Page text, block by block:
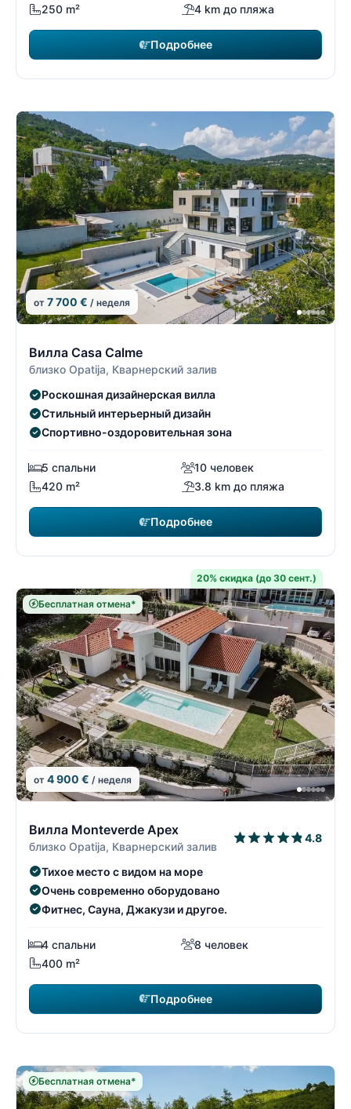
250 m²
4 km до пляжа
Подробнее
от 7 700 € / неделя
Вилла Casa Calme
близко Opatija, Кварнерский залив
Роскошная дизайнерская вилла
Стильный интерьерный дизайн
Спортивно-оздоровительная зона
5 спальни
10 человек
420 m²
3.8 km до пляжа
Подробнее
20% скидка (до 30 сент.)
Бесплатная отмена*
от 4 900 € / неделя
Вилла Monteverde Apex
близко Opatija, Кварнерский залив
4.8
Тихое место с видом на море
Очень современно оборудовано
Фитнес, Сауна, Джакузи и другое.
4 спальни
8 человек
400 m²
Подробнее
Бесплатная отмена*